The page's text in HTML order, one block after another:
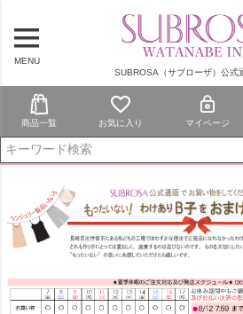
MENU
SUBROSA（サブローザ）公式
商品一覧 お気に入り マイページ